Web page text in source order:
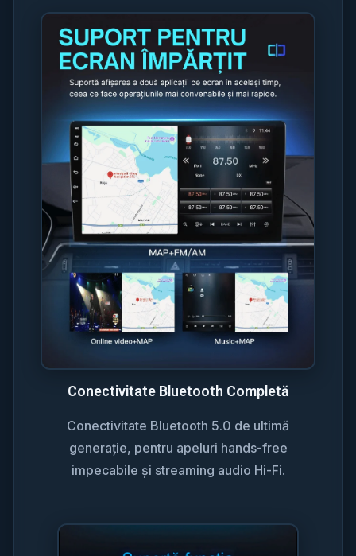
Conectivitate Bluetooth Completă
Conectivitate Bluetooth 5.0 de ultimă
generație, pentru apeluri hands-free
impecabile și streaming audio Hi-Fi.